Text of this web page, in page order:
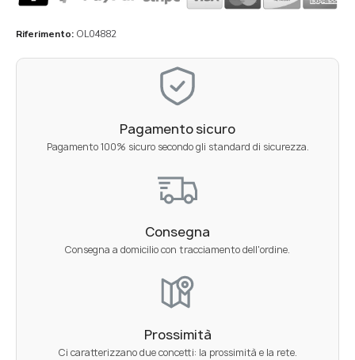
Riferimento OL04882
Pagamento sicuro
Pagamento 100% sicuro secondo gli standard di sicurezza.
Consegna
Consegna a domicilio con tracciamento dell'ordine.
Prossimità
Ci caratterizzano due concetti: la prossimità e la rete.